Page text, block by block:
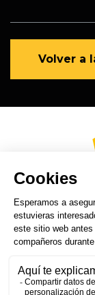
Volver a
POLÍTICA DE
AREA DE
NUESTRO
TUBE